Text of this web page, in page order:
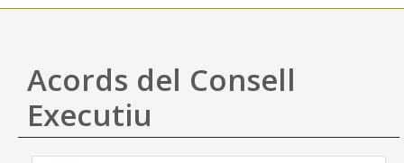
Utilitats
Ajuda
Acords del Consell
Executiu